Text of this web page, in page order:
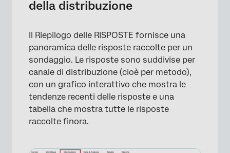
Tutte le risposte
Tipi di progetti con sintesi di distribuzione
FAQs
della distribuzione
Il Riepilogo delle RISPOSTE fornisce una
panoramica delle risposte raccolte per un
sondaggio. Le risposte sono suddivise per
canale di distribuzione (cioè per metodo),
con un grafico interattivo che mostra le
tendenze recenti delle risposte e una
tabella che mostra tutte le risposte
raccolte finora.